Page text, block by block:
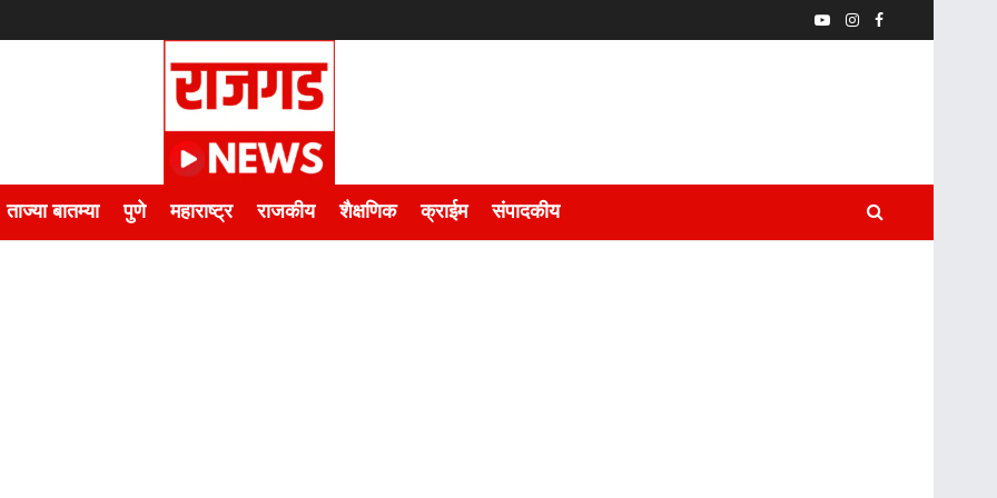
ताज्या बातम्या पुणे महाराष्ट्र राजकीय शैक्षणिक क्राईम संपादकीय